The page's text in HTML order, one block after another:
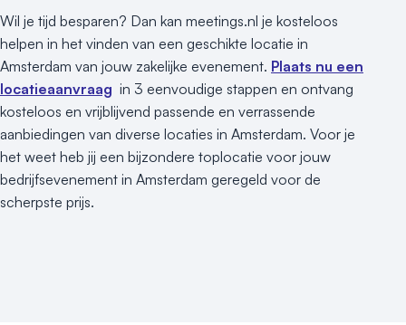
Wil je tijd besparen? Dan kan meetings.nl je kosteloos
helpen in het vinden van een geschikte locatie in
Amsterdam van jouw zakelijke evenement. Plaats nu een
locatieaanvraag in 3 eenvoudige stappen en ontvang
kosteloos en vrijblijvend passende en verrassende
aanbiedingen van diverse locaties in Amsterdam. Voor je
het weet heb jij een bijzondere toplocatie voor jouw
bedrijfsevenement in Amsterdam geregeld voor de
scherpste prijs.